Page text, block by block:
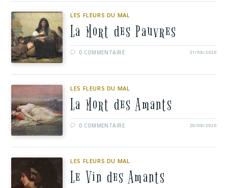
LES FLEURS DU MAL
La Mort des Pauvres
0 COMMENTAIRE 21/08/2020
LES FLEURS DU MAL
La Mort des Amants
0 COMMENTAIRE 20/08/2020
LES FLEURS DU MAL
Le Vin des Amants